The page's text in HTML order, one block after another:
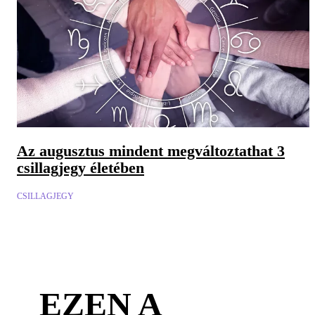
Az augusztus mindent megváltoztathat 3
csillagjegy életében
CSILLAGJEGY
EZEN A